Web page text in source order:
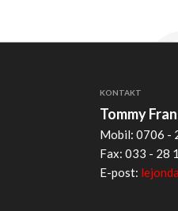
KONTAKT
Tommy
Mobil: 0706 -
Fax: 033 - 28
E-post: